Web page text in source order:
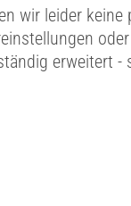
wir leider
erweitert -